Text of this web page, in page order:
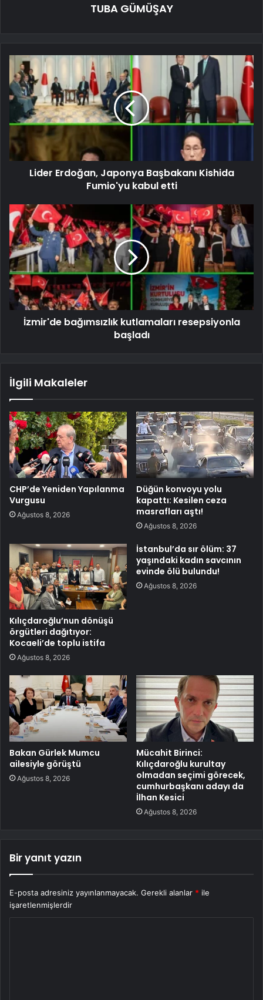
TUBA GÜMÜŞAY
Lider Erdoğan, Japonya Başbakanı Kishida
Fumio'yu kabul etti
İzmir'de bağımsızlık kutlamaları resepsiyonla
başladı
İlgili Makaleler
CHP’de Yeniden Yapılanma
Vurgusu
Ağustos 8, 2026
Düğün konvoyu yolu
kapattı: Kesilen ceza
masrafları aştı!
Ağustos 8, 2026
Kılıçdaroğlu’nun dönüşü
örgütleri dağıtıyor:
Kocaeli’de toplu istifa
Ağustos 8, 2026
İstanbul’da sır ölüm: 37
yaşındaki kadın savcının
evinde ölü bulundu!
Ağustos 8, 2026
Bakan Gürlek Mumcu
ailesiyle görüştü
Ağustos 8, 2026
Mücahit Birinci:
Kılıçdaroğlu kurultay
olmadan seçimi görecek,
cumhurbaşkanı adayı da
İlhan Kesici
Ağustos 8, 2026
Bir yanıt yazın
E-posta adresiniz yayınlanmayacak. Gerekli alanlar * ile
işaretlenmişlerdir